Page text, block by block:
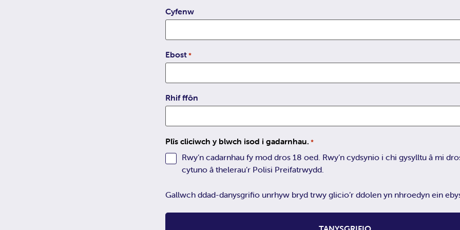
Cyfenw
Ebost*
Rhif ffôn
Plîs cliciwch y blwch isod i gadarnhau. *
Rwy’n cadarnhau fy mod dros 18 oed. Rwy’n cydsynio i chi gysylltu â mi dros ebost ac rwy’n
cytuno â thelerau’r Polisi Preifatrwydd.
Gallwch ddad-danysgrifio unrhyw bryd trwy glicio’r ddolen yn nhroedyn ein